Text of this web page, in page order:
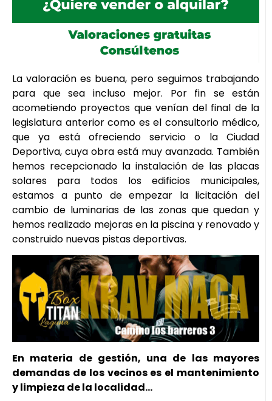
La valoración es buena, pero seguimos trabajando
para que sea incluso mejor. Por fin se están
acometiendo proyectos que venían del final de la
legislatura anterior como es el consultorio médico,
que ya está ofreciendo servicio o la Ciudad
Deportiva, cuya obra está muy avanzada. También
hemos recepcionado la instalación de las placas
solares para todos los edificios municipales,
estamos a punto de empezar la licitación del
cambio de luminarias de las zonas que quedan y
hemos realizado mejoras en la piscina y renovado y
construido nuevas pistas deportivas.
En materia de gestión, una de las mayores
demandas de los vecinos es el mantenimiento
y limpieza de la localidad…